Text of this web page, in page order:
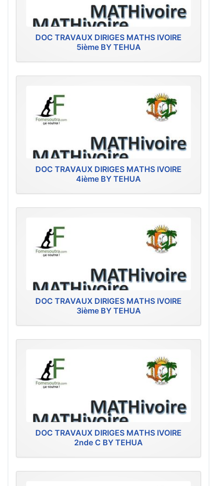
DOC TRAVAUX DIRIGES MATHS IVOIRE
5ième BY TEHUA
DOC TRAVAUX DIRIGES MATHS IVOIRE
4ième BY TEHUA
DOC TRAVAUX DIRIGES MATHS IVOIRE
3ième BY TEHUA
DOC TRAVAUX DIRIGES MATHS IVOIRE
2nde C BY TEHUA